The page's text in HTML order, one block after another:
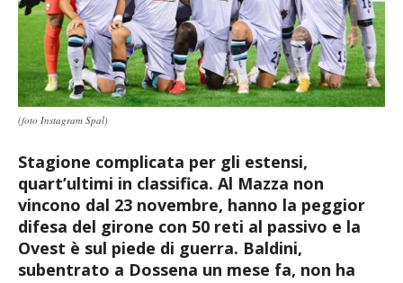
(foto Instagram Spal)
Stagione complicata per gli estensi,
quart’ultimi in classifica. Al Mazza non
vincono dal 23 novembre, hanno la peggior
difesa del girone con 50 reti al passivo e la
Ovest è sul piede di guerra. Baldini,
subentrato a Dossena un mese fa, non ha